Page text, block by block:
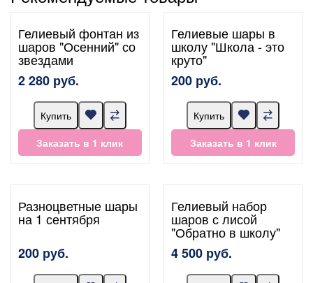
Гелиевый фонтан из
шаров "Осенний" со
звездами
2 280 руб.
Купить
Заказать в 1 клик
Гелиевые шары в
школу "Школа - это
круто"
200 руб.
Купить
Заказать в 1 клик
Разноцветные шары
на 1 сентября
200 руб.
Гелиевый набор
шаров с лисой
"Обратно в школу"
4 500 руб.